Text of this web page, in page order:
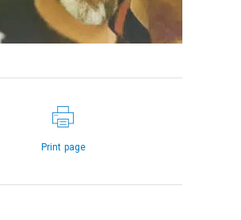
Print page